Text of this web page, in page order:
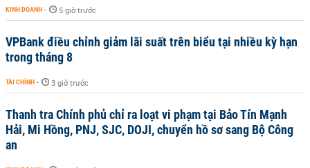
KINH DOANH - 5 giờ trước
VPBank điều chỉnh giảm lãi suất trên biểu tại nhiều kỳ hạn
trong tháng 8
TÀI CHÍNH - 3 giờ trước
Thanh tra Chính phủ chỉ ra loạt vi phạm tại Bảo Tín Mạnh
Hải, Mi Hồng, PNJ, SJC, DOJI, chuyển hồ sơ sang Bộ Công
an